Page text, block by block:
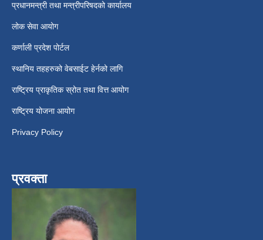
प्रधानमन्त्री तथा मन्त्रीपरिषदको कार्यालय
लोक सेवा आयोग
कर्णाली प्रदेश पोर्टल
स्थानिय तहहरुको वेबसाईट हेर्नको लागि
राष्ट्रिय प्राकृतिक स्रोत तथा वित्त आयोग
राष्ट्रिय योजना आयोग
Privacy Policy
प्रवक्ता